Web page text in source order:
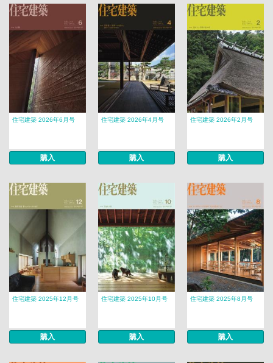
住宅建築 2026年6月号
購入
住宅建築 2026年4月号
購入
住宅建築 2026年2月号
購入
住宅建築 2025年12月号
購入
住宅建築 2025年10月号
購入
住宅建築 2025年8月号
購入